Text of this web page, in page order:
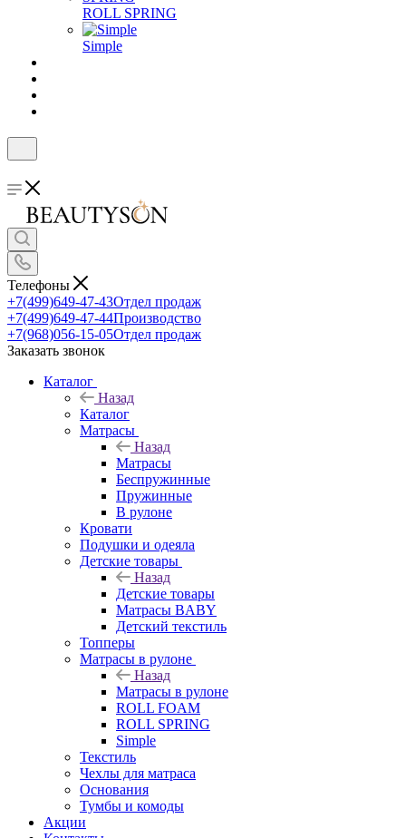
ROLL SPRING
Simple
Телефоны
+7(499)649-47-43Отдел продаж
+7(499)649-47-44Производство
+7(968)056-15-05Отдел продаж
Заказать звонок
Каталог
Назад
Каталог
Матрасы
Назад
Матрасы
Беспружинные
Пружинные
В рулоне
Кровати
Подушки и одеяла
Детские товары
Назад
Детские товары
Матрасы BABY
Детский текстиль
Топперы
Матрасы в рулоне
Назад
Матрасы в рулоне
ROLL FOAM
ROLL SPRING
Simple
Текстиль
Чехлы для матраса
Основания
Тумбы и комоды
Акции